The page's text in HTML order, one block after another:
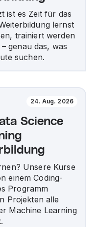
ist es Zeit für das
lernst
trainiert werden
genau das, was
suchen.
24. Aug. 2026
Science
Unsere Kurse
einem Coding-
Programm
Projekten alle
Machine Learning